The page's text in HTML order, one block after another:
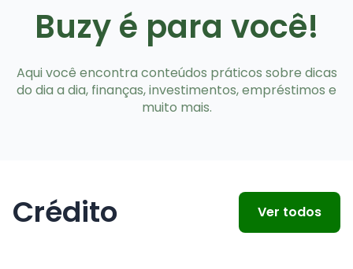
Buzy é para você!
Aqui você encontra conteúdos práticos sobre dicas
do dia a dia, finanças, investimentos, empréstimos e
muito mais.
Crédito Ver todos